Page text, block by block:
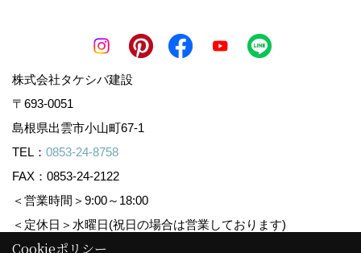
株式会社タケシバ建設
〒693-0051
島根県出雲市小山町67-1
TEL： 0853-24-8758
FAX：0853-24-2122
＜営業時間＞9:00～18:00
＜定休日＞水曜日(祝日の場合は営業しております)
Cookieポリシー